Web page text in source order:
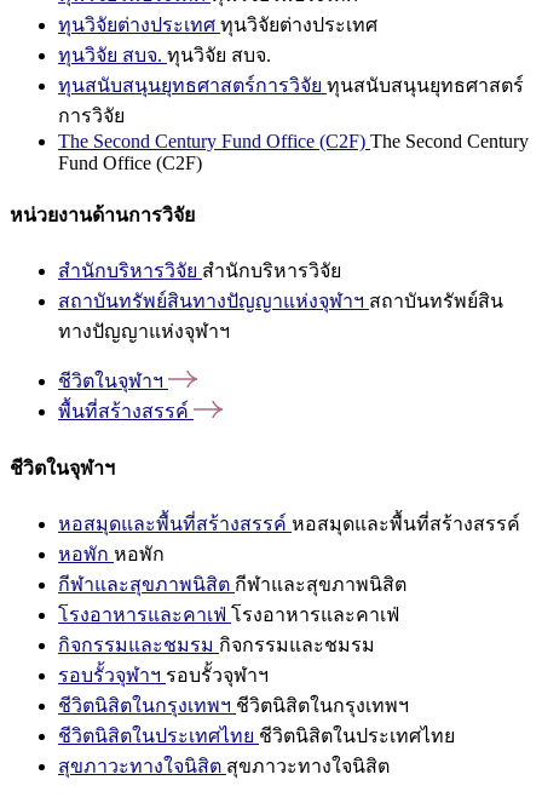
ทุนวิจัยต่างประเทศ ทุนวิจัยต่างประเทศ
ทุนวิจัย สบจ. ทุนวิจัย สบจ.
ทุนสนับสนุนยุทธศาสตร์การวิจัย ทุนสนับสนุนยุทธศาสตร์
การวิจัย
The Second Century Fund Office (C2F) The Second Century
Fund Office (C2F)
หน่วยงานด้านการวิจัย
สำนักบริหารวิจัย สำนักบริหารวิจัย
สถาบันทรัพย์สินทางปัญญาแห่งจุฬาฯ สถาบันทรัพย์สิน
ทางปัญญาแห่งจุฬาฯ
ชีวิตในจุฬาฯ
พื้นที่สร้างสรรค์
ชีวิตในจุฬาฯ
หอสมุดและพื้นที่สร้างสรรค์ หอสมุดและพื้นที่สร้างสรรค์
หอพัก หอพัก
กีฬาและสุขภาพนิสิต กีฬาและสุขภาพนิสิต
โรงอาหารและคาเฟ่ โรงอาหารและคาเฟ่
กิจกรรมและชมรม กิจกรรมและชมรม
รอบรั้วจุฬาฯ รอบรั้วจุฬาฯ
ชีวิตนิสิตในกรุงเทพฯ ชีวิตนิสิตในกรุงเทพฯ
ชีวิตนิสิตในประเทศไทย ชีวิตนิสิตในประเทศไทย
สุขภาวะทางใจนิสิต สุขภาวะทางใจนิสิต